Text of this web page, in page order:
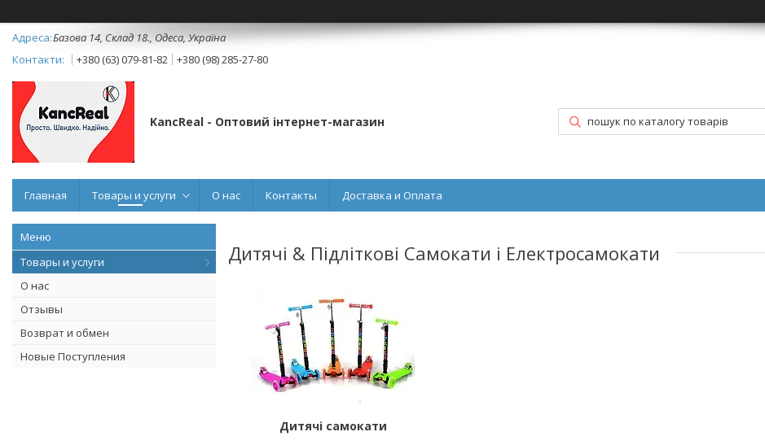
Базова 14, Склад 18., Одеса, Україна
+380 (63) 079-81-82
+380 (98) 285-27-80
KancReal - Оптовий інтернет-магазин
Главная Товары и услуги О нас Контакты Доставка и Оплата
Товары и услуги
О нас
Отзывы
Возврат и обмен
Новые Поступления
Дитячі & Підліткові Самокати і Електросамокати
Дитячі самокати